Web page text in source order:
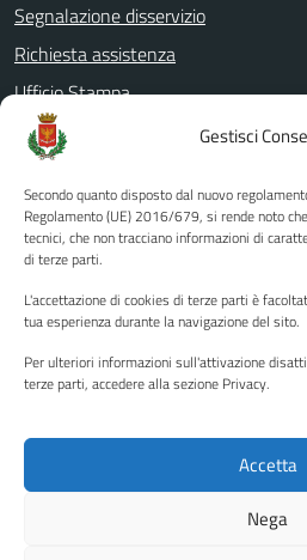
Gestisci
Secondo quanto disposto dal nuovo
Regolamento (UE) 2016/679, si rende noto
tecnici, che non tracciano informazioni di
di terze parti.
L'accettazione di cookies di terze parti è
tua esperienza durante la navigazione del sito.
Per ulteriori informazioni sull'attivazione
terze parti, accedere alla sezione Privacy.
Accetta
Nega
Segnalazione disservizio
Richiesta assistenza
Ufficio Stampa
Amministrazione Trasparente
Albo pretorio
Informativa privacy
Note legali
Piano di miglioramento del sito
Instagram